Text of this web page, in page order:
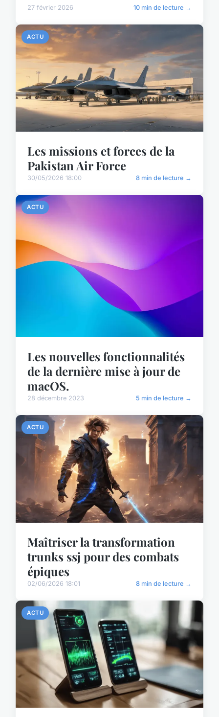
27 février 2026 10 min de lecture →
ACTU
Les missions et forces de la
Pakistan Air Force
30/05/2026 18:00 8 min de lecture →
ACTU
Les nouvelles fonctionnalités
de la dernière mise à jour de
macOS.
28 décembre 2023 5 min de lecture →
ACTU
Maîtriser la transformation
trunks ssj pour des combats
épiques
02/06/2026 18:01 8 min de lecture →
ACTU